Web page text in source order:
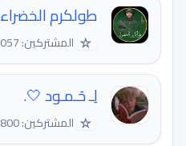
طولكرم الخضراء
☆ المشتركين: 5,057
لِـ حَـمـود 🤍.
☆ المشتركين: 28,800